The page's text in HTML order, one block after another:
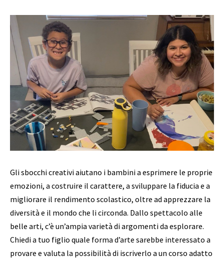
Gli sbocchi creativi aiutano i bambini a esprimere le proprie
emozioni, a costruire il carattere, a sviluppare la fiducia e a
migliorare il rendimento scolastico, oltre ad apprezzare la
diversità e il mondo che li circonda. Dallo spettacolo alle
belle arti, c’è un’ampia varietà di argomenti da esplorare.
Chiedi a tuo figlio quale forma d’arte sarebbe interessato a
provare e valuta la possibilità di iscriverlo a un corso adatto